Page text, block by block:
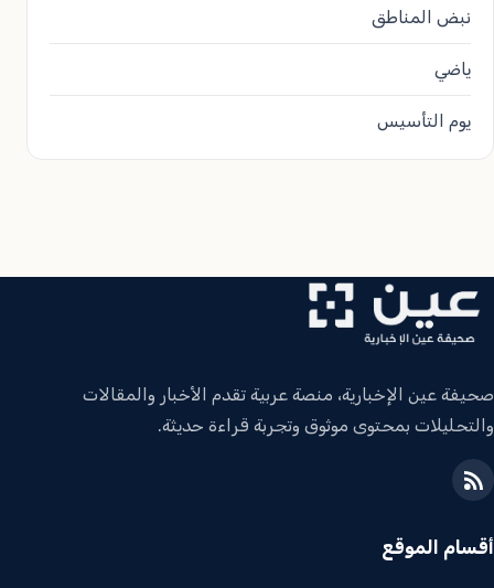
نبض المناطق
ياضي
يوم التأسيس
صحيفة عين الإخبارية، منصة عربية تقدم الأخبار والمقالات
والتحليلات بمحتوى موثوق وتجربة قراءة حديثة.
أقسام الموقع